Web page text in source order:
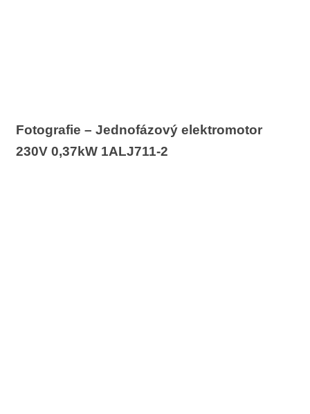
Fotografie – Jednofázový elektromotor
230V 0,37kW 1ALJ711-2